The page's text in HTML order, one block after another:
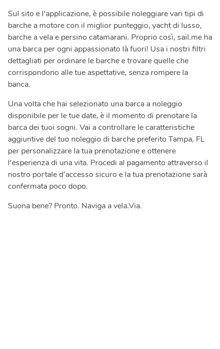
Sul sito e l'applicazione, è possibile noleggiare vari tipi di
barche a motore con il miglior punteggio, yacht di lusso,
barche a vela e persino catamarani. Proprio così, sail.me ha
una barca per ogni appassionato là fuori! Usa i nostri filtri
dettagliati per ordinare le barche e trovare quelle che
corrispondono alle tue aspettative, senza rompere la
banca.
Una volta che hai selezionato una barca a noleggio
disponibile per le tue date, è il momento di prenotare la
barca dei tuoi sogni. Vai a controllare le caratteristiche
aggiuntive del tuo noleggio di barche preferito Tampa, FL
per personalizzare la tua prenotazione e ottenere
l'esperienza di una vita. Procedi al pagamento attraverso il
nostro portale d’accesso sicuro e la tua prenotazione sarà
confermata poco dopo.
Suona bene? Pronto. Naviga a vela.Via.